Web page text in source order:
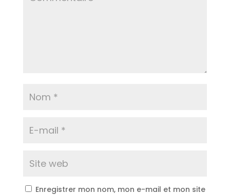
Enregistrer mon nom, mon e-mail et mon site